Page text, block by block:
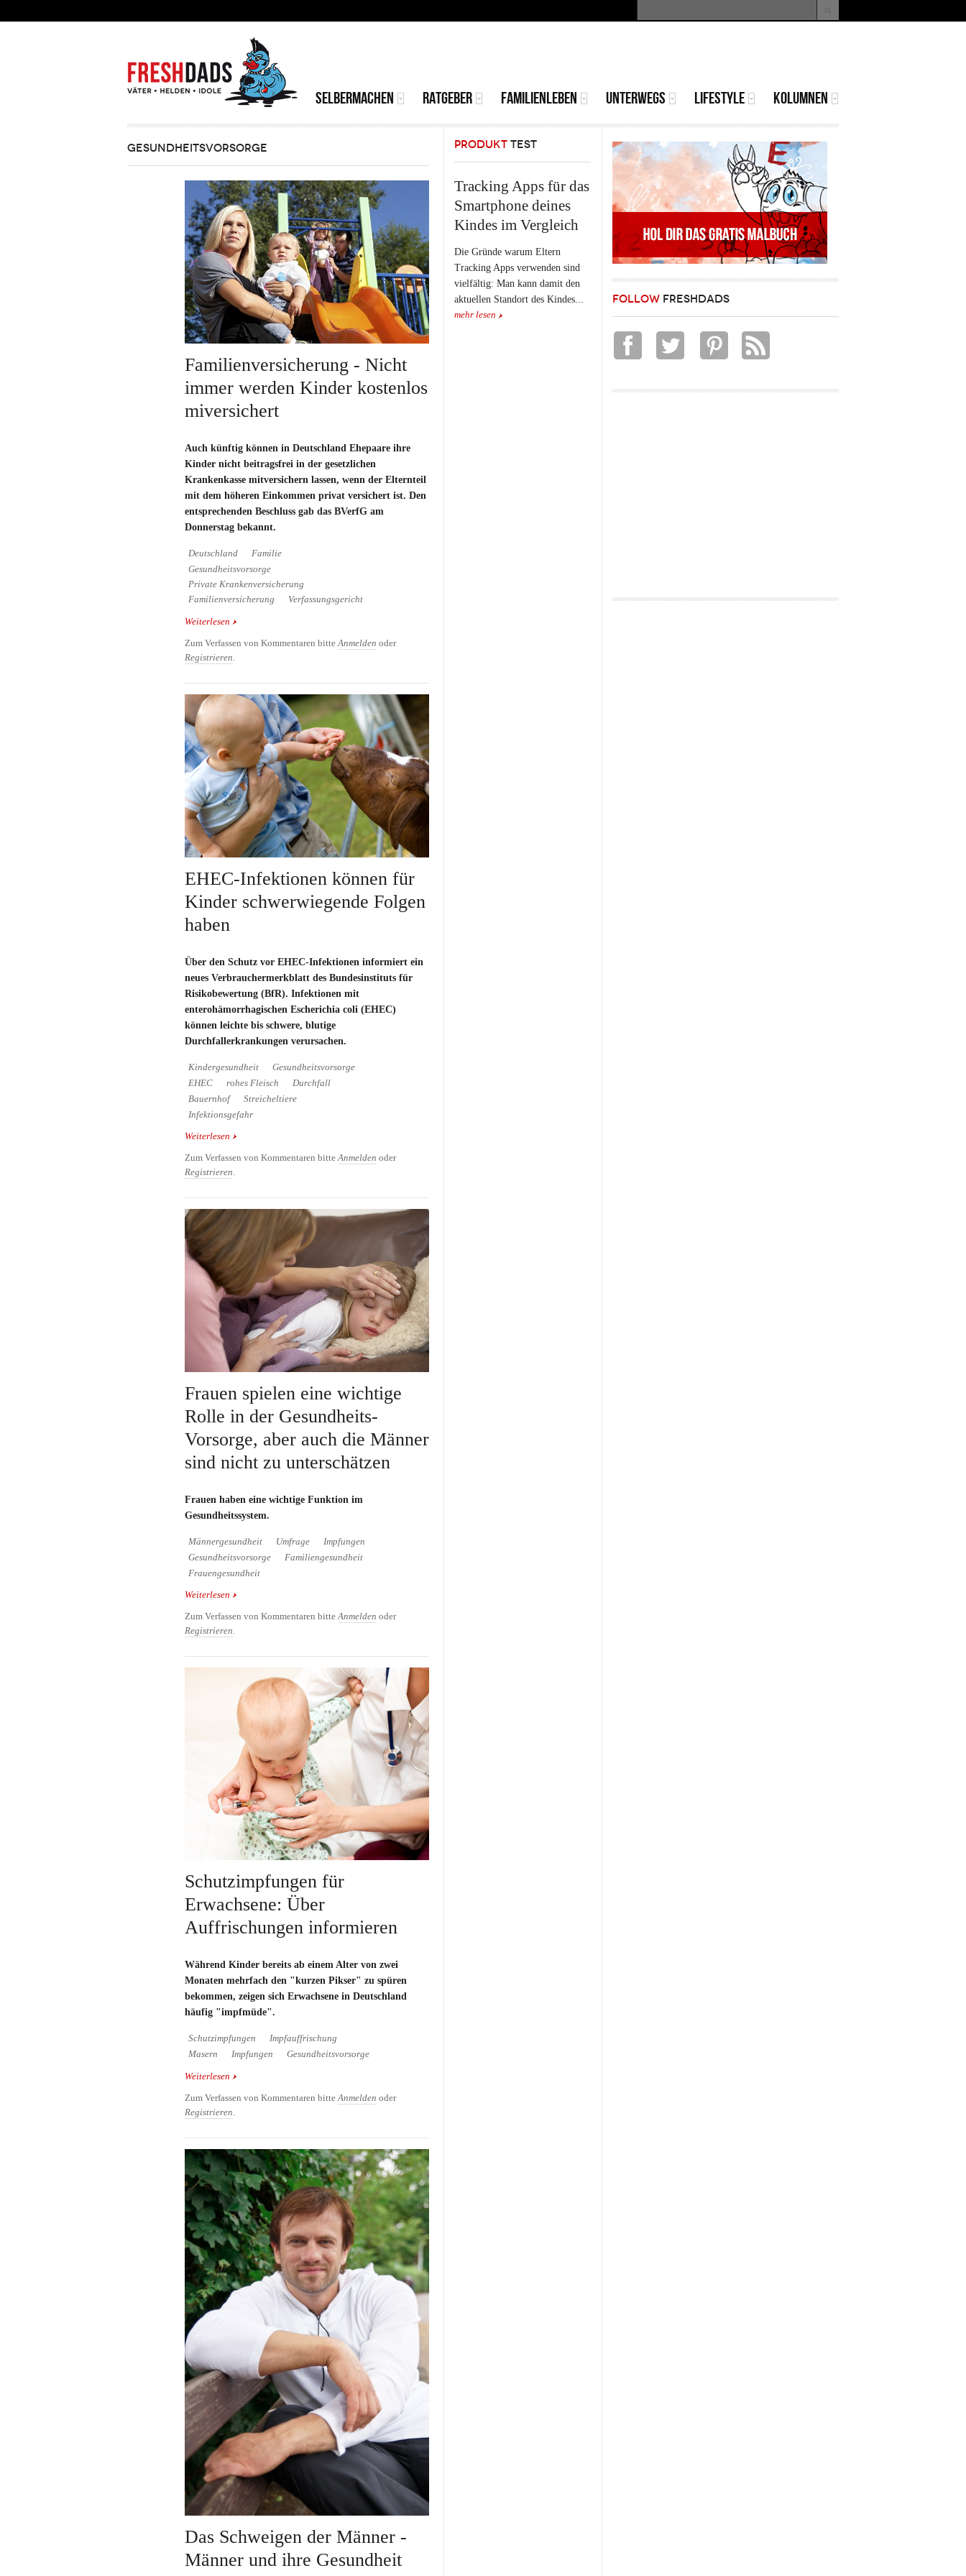
Suchformular
MAINMENU
SELBERMACHEN RATGEBER FAMILIENLEBEN UNTERWEGS LIFESTYLE KOLUMNEN
GESUNDHEITSVORSORGE
Familienversicherung - Nicht
immer werden Kinder kostenlos
miversichert
Auch künftig können in Deutschland Ehepaare ihre
Kinder nicht beitragsfrei in der gesetzlichen
Krankenkasse mitversichern lassen, wenn der Elternteil
mit dem höheren Einkommen privat versichert ist. Den
entsprechenden Beschluss gab das BVerfG am
Donnerstag bekannt.
Deutschland
Familie
Gesundheitsvorsorge
Private Krankenversicherung
Familienversicherung
Verfassungsgericht
Weiterlesen über Familienversicherung - Nicht immer werden
Zum Verfassen von Kommentaren bitteAnmelden oder
Registrieren.
EHEC-Infektionen können für
Kinder schwerwiegende Folgen
haben
Über den Schutz vor EHEC-Infektionen informiert ein
neues Verbrauchermerkblatt des Bundesinstituts für
Risikobewertung (BfR). Infektionen mit
enterohämorrhagischen Escherichia coli (EHEC)
können leichte bis schwere, blutige
Durchfallerkrankungen verursachen.
Kindergesundheit
Gesundheitsvorsorge
EHEC
rohes Fleisch
Durchfall
Bauernhof
Streicheltiere
Infektionsgefahr
Weiterlesen über EHEC-Infektionen können für Kinder
Zum Verfassen von Kommentaren bitte Anmelden oder
Registrieren
Frauen spielen eine wichtige
Rolle in der Gesundheits-
Vorsorge, aber auch die Männer
sind nicht zu unterschätzen
Frauen haben eine wichtige Funktion im
Gesundheitssystem.
Männergesundheit Umfrage
Impfungen
Gesundheitsvorsorge
Familiengesundheit
Frauengesundheit
Weiterlesen über Frauen spielen eine wichtige Rolle in der
Zum Verfassen von Kommentaren bitte Anmelden oder
Registrieren
Schutzimpfungen für
Erwachsene: Über
Auffrischungen informieren
Während Kinder bereits ab einem Alter von zwei
Monaten mehrfach den "kurzen Pikser" zu spüren
bekommen, zeigen sich Erwachsene in Deutschland
häufig "impfmüde".
Schutzimpfungen
Impfauffrischung
Masern
Impfungen Gesundheitsvorsorge
Weiterlesen über Schutzimpfungen für Erwachsene: Über
Zum Verfassen von Kommentaren bitte Anmelden oder
Registrieren
Das Schweigen der Männer -
Männer und ihre Gesundheit
PRODUKT TEST
Tracking Apps für das
Smartphone deines
Kindes im Vergleich
Die Gründe warum Eltern
Tracking Apps verwenden sind
vielfältig: Man kann damit den
aktuellen Standort des Kindes...
mehr lesen
FOLLOW FRESHDADS